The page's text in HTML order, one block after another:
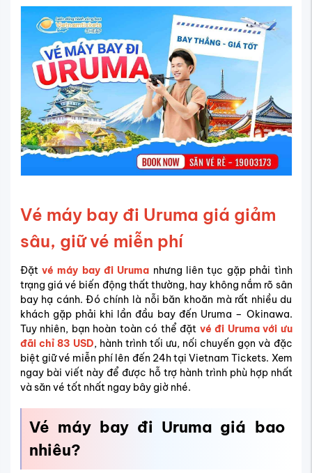
Vé máy bay đi Uruma giá giảm
sâu, giữ vé miễn phí
Đặt vé máy bay đi Uruma nhưng liên tục gặp phải tình
trạng giá vé biến động thất thường, hay không nắm rõ sân
bay hạ cánh. Đó chính là nỗi băn khoăn mà rất nhiều du
khách gặp phải khi lần đầu bay đến Uruma – Okinawa.
Tuy nhiên, bạn hoàn toàn có thể đặt vé đi Uruma với ưu
đãi chỉ 83 USD, hành trình tối ưu, nối chuyến gọn và đặc
biệt giữ vé miễn phí lên đến 24h tại Vietnam Tickets. Xem
ngay bài viết này để được hỗ trợ hành trình phù hợp nhất
và săn vé tốt nhất ngay bây giờ nhé.
Vé máy bay đi Uruma giá bao
nhiêu?